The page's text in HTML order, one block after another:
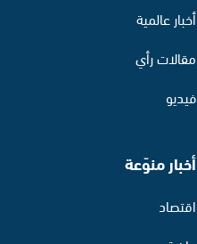
أخبار عالمية
مقالات رأي
فيديو
أخبار منوّعة
اقتصاد